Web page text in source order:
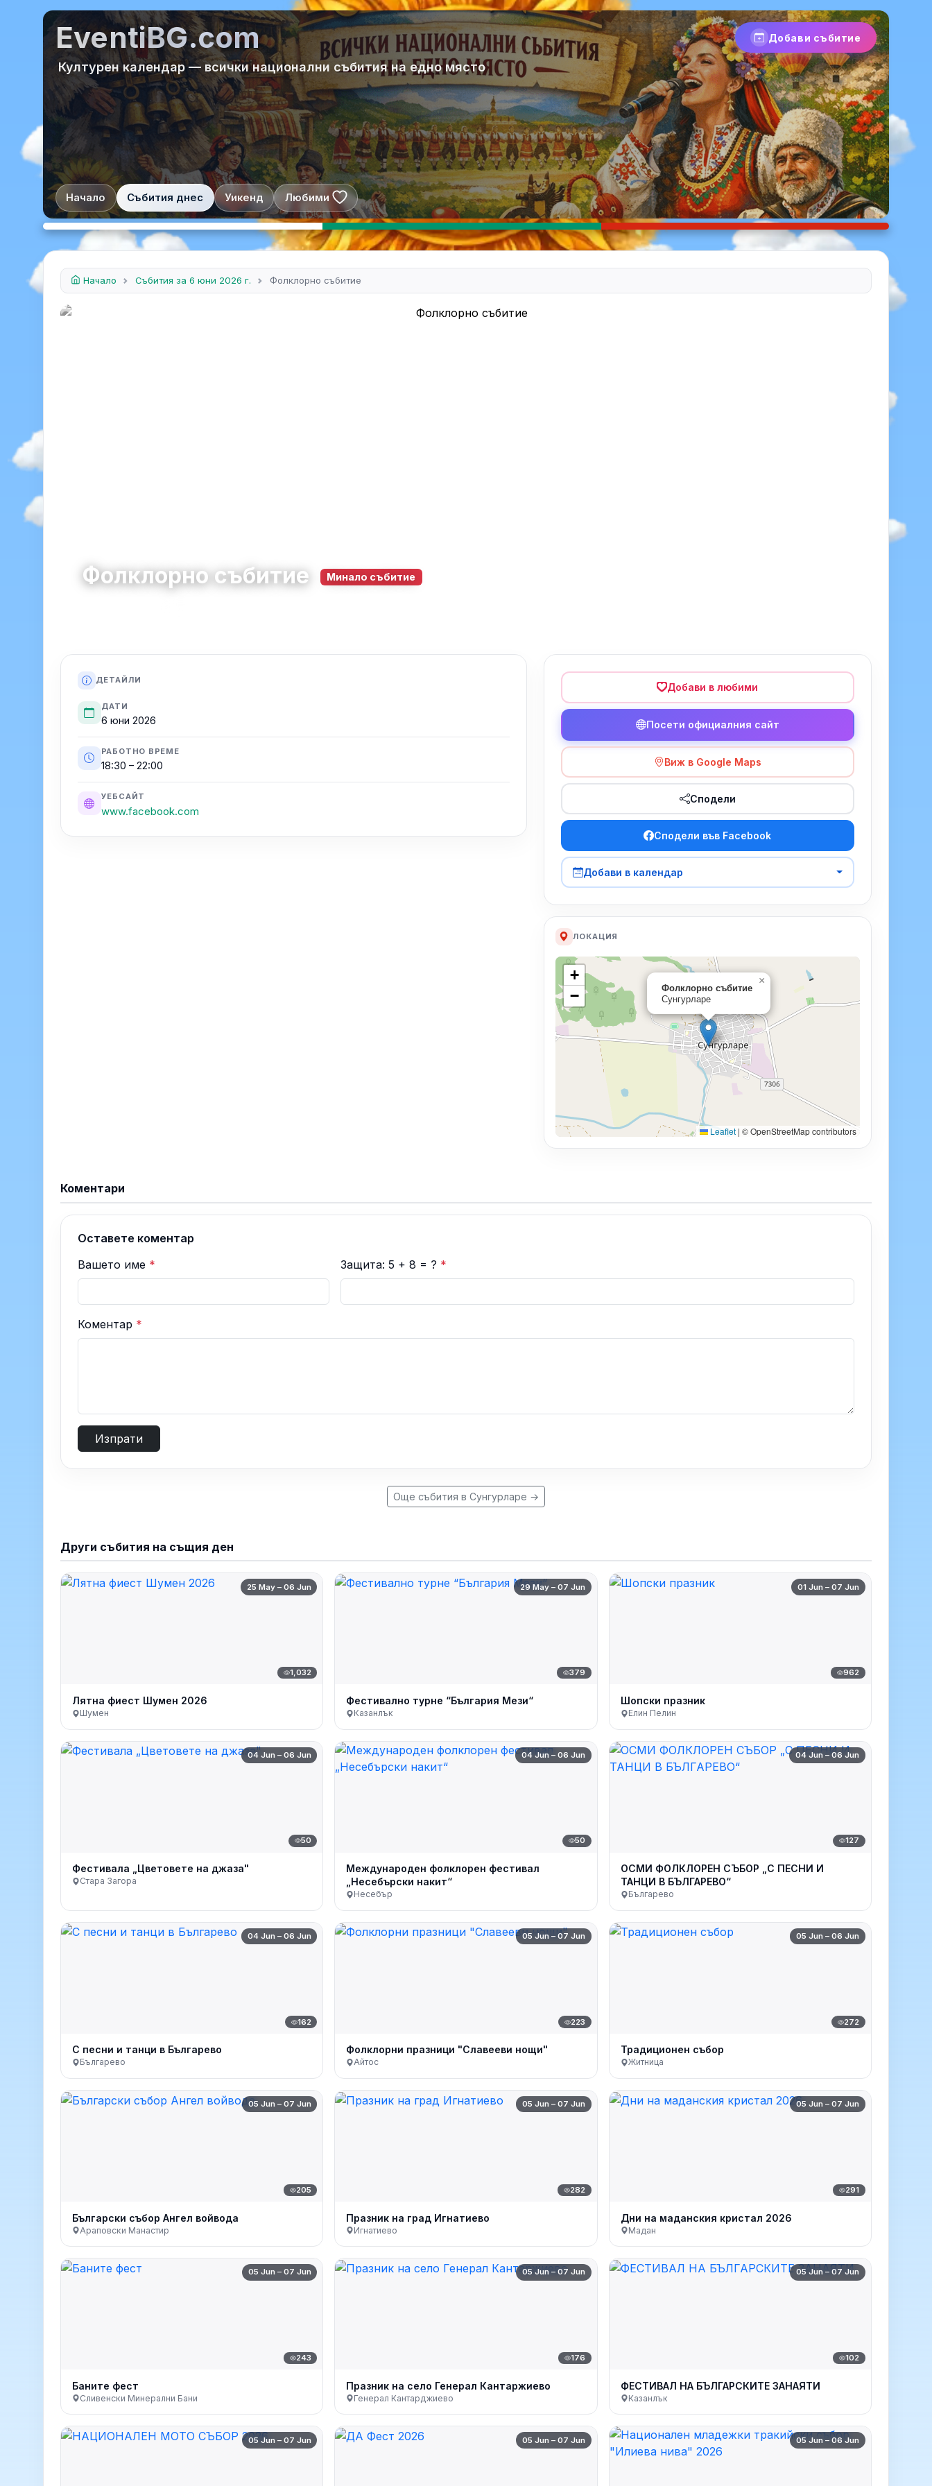
EventiBG.com Добави събитие
Културен календар — всички национални събития на едно място
Начало Събития днес Уикенд Любими
Начало Събития за 6 юни 2026 г. Фолклорно събитие
Фолклорно събитие Минало събитие
ДЕТАЙЛИ
ДАТИ
6 юни 2026
РАБОТНО ВРЕМЕ
18:30 – 22:00
УЕБСАЙТ
www.facebook.com
Добави в любими
Посети официалния сайт
Виж в Google Maps
Сподели
Сподели във Facebook
Добави в календар
ЛОКАЦИЯ
Фолклорно събитие
Сунгурларе
×
+
−
Leaflet | © OpenStreetMap contributors
Коментари
Оставете коментар
Вашето име * Защита: 5 + 8 = ? *
Коментар *
Изпрати
Още събития в Сунгурларе →
Други събития на същия ден
25 May – 06 Jun
1,032
Лятна фиест Шумен 2026
Шумен
29 May – 07 Jun
379
Фестивално турне “България Мези“
Казанлък
01 Jun – 07 Jun
962
Шопски празник
Елин Пелин
04 Jun – 06 Jun
50
Фестивала „Цветовете на джаза"
Стара Загора
04 Jun – 06 Jun
50
Международен фолклорен фестивал
„Несебърски накит“
Несебър
04 Jun – 06 Jun
127
ОСМИ ФОЛКЛОРЕН СЪБОР „С ПЕСНИ И
ТАНЦИ В БЪЛГАРЕВО“
Българево
04 Jun – 06 Jun
162
С песни и танци в Българево
Българево
05 Jun – 07 Jun
223
Фолклорни празници "Славееви нощи"
Айтос
05 Jun – 06 Jun
272
Традиционен събор
Житница
05 Jun – 07 Jun
205
Български събор Ангел войвода
Араповски Манастир
05 Jun – 07 Jun
282
Празник на град Игнатиево
Игнатиево
05 Jun – 07 Jun
291
Дни на маданския кристал 2026
Мадан
05 Jun – 07 Jun
243
Баните фест
Сливенски Минерални Бани
05 Jun – 07 Jun
176
Празник на село Генерал Кантаржиево
Генерал Кантарджиево
05 Jun – 07 Jun
102
ФЕСТИВАЛ НА БЪЛГАРСКИТЕ ЗАНАЯТИ
Казанлък
05 Jun – 07 Jun 05 Jun – 07 Jun 05 Jun – 06 Jun